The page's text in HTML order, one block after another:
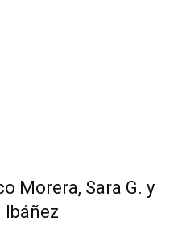
Morera, Sara G. y
Ibáñez